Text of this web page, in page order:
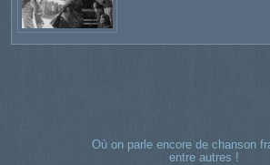
Où on parle encore de chanson
entre autres !